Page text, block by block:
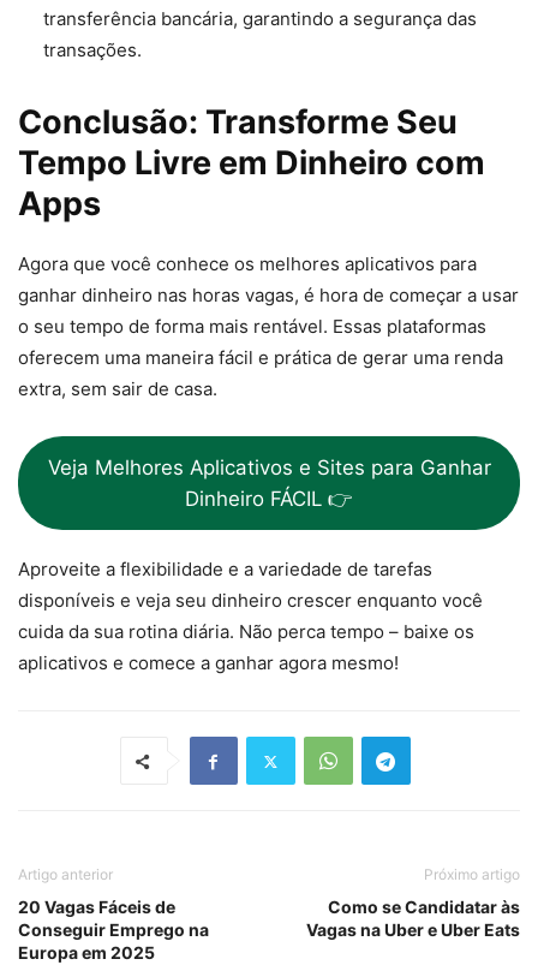
transferência bancária, garantindo a segurança das
transações.
Conclusão: Transforme Seu
Tempo Livre em Dinheiro com
Apps
Agora que você conhece os melhores aplicativos para
ganhar dinheiro nas horas vagas, é hora de começar a usar
o seu tempo de forma mais rentável. Essas plataformas
oferecem uma maneira fácil e prática de gerar uma renda
extra, sem sair de casa.
Veja Melhores Aplicativos e Sites para Ganhar
Dinheiro FÁCIL 👉
Aproveite a flexibilidade e a variedade de tarefas
disponíveis e veja seu dinheiro crescer enquanto você
cuida da sua rotina diária. Não perca tempo – baixe os
aplicativos e comece a ganhar agora mesmo!
Artigo anterior
20 Vagas Fáceis de
Conseguir Emprego na
Europa em 2025
Próximo artigo
Como se Candidatar às
Vagas na Uber e Uber Eats